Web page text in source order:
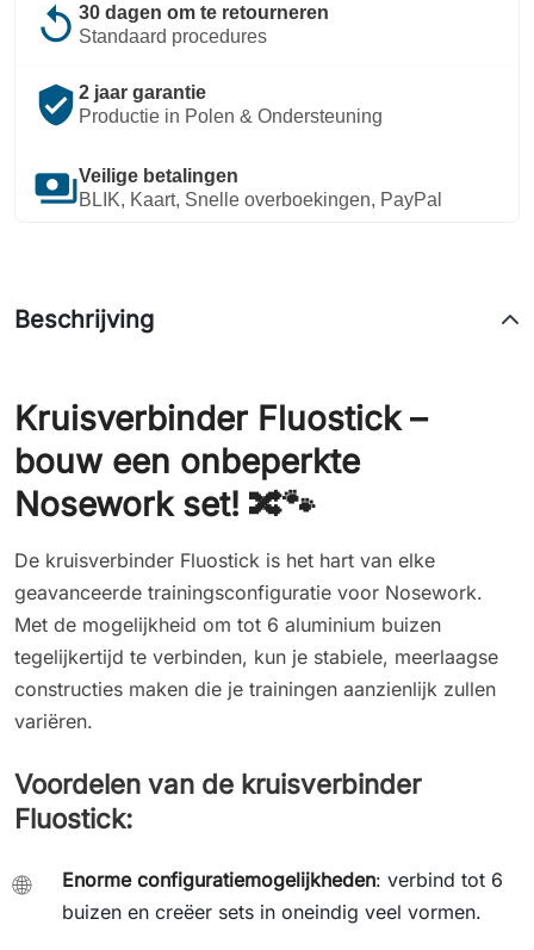
replay 30 dagen om te retourneren
Standaard procedures
verified_user 2 jaar garantie
Productie in Polen & Ondersteuning
paymentsVeilige betalingen
BLIK, Kaart, Snelle overboekingen, PayPal
Beschrijving
Kruisverbinder Fluostick –
bouw een onbeperkte
Nosework set! 🔀🐾
De kruisverbinder Fluostick is het hart van elke
geavanceerde trainingsconfiguratie voor Nosework.
Met de mogelijkheid om tot 6 aluminium buizen
tegelijkertijd te verbinden, kun je stabiele, meerlaagse
constructies maken die je trainingen aanzienlijk zullen
variëren.
Voordelen van de kruisverbinder
Fluostick:
🌐 Enorme configuratiemogelijkheden: verbind tot 6
buizen en creëer sets in oneindig veel vormen.